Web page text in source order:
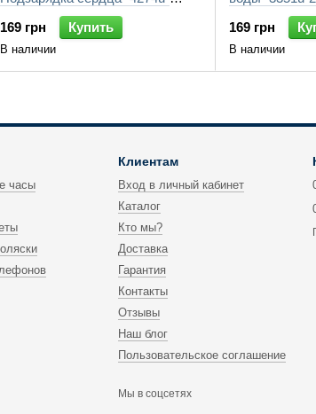
2448-7105"
169 грн
Купить
В наличии
169 грн
В наличии
часы
Клиентам
Вход в личный кабинет
Каталог
Кто мы?
Доставка
Гарантия
Контакты
Отзывы
Наш блог
Пользовательское соглашение
Мы в соцсетях